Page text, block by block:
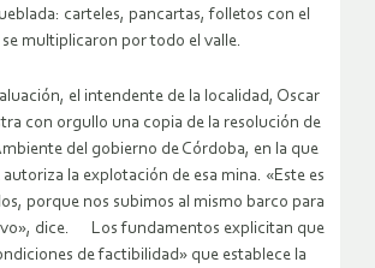
carteles, pancartas, folletos con el
se multiplicaron por todo el valle.
el intendente de la localidad, Oscar
con orgullo una copia de la resolución de
del gobierno de Córdoba, en la que
la explotación de esa mina. «Este es
porque nos subimos al mismo barco para
dice. Los fundamentos explicitan que
de factibilidad» que establece la